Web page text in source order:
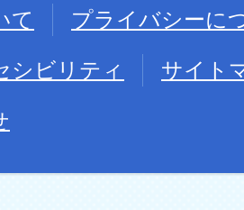
て
プライバシーに
シビリティ
サイト